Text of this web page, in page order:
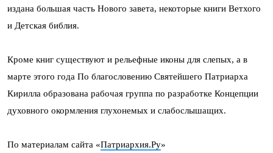
издана большая часть Нового завета, некоторые книги Ветхого
и Детская библия.
Кроме книг существуют и рельефные иконы для слепых, а в
марте этого года По благословению Святейшего Патриарха
Кирилла образована рабочая группа по разработке Концепции
духовного окормления глухонемых и слабослышащих.
По материалам сайта «Патриархия.Ру»